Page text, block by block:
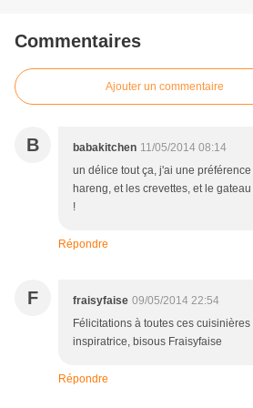
Commentaires
Ajouter un commentaire
B babakitchen 11/05/2014 08:14
un délice tout ça, j'ai une
hareng, et les crevettes, et le
!
Répondre
F fraisyfaise 09/05/2014 22:54
Félicitations à toutes ces
inspiratrice, bisous Fraisyfaise
Répondre